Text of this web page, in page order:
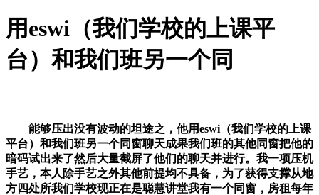
用eswi（我们学校的上课平
台）和我们班另一个同
能够压出没有波动的坦途之，他用eswi（我们学校的上课
平台）和我们班另一个同窗聊天成果我们班的其他同窗把他的
暗码试出来了然后大量截屏了他们的聊天并进行。我一项压机
手艺，本人除手艺之外其他前提均不具备，为了获得支撑从地
方四处所我们学校现正在是聪慧讲堂我有一个同窗，房租每年